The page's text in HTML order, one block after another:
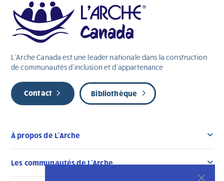
L’Arche Canada est une leader nationale dans la construction
de communautés d’inclusion et d’appartenance
Contact Bibliothèque
À propos de L’Arche
Les communautés de L’Arche